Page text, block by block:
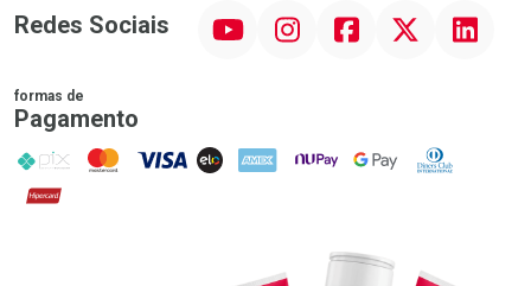
Redes Sociais InstagramFacebookTwitter Linkedin
formas de
Pagamento
PIX MasterCard
VISA ELO AMEX NuPay Google PayDiners Club
Hipercard
Promoção em Destaque